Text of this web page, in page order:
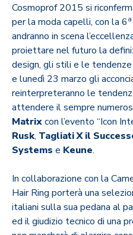
Cosmoprof 2015 si
per la moda capelli, con la 6a
andranno in scena
proiettare nel futuro la
design, gli stili e le
e lunedì 23 marzo gli
reinterpreteranno le
attendere il sempre
Matrixcon l’evento “Icon
Rusk, Tagliati X il
Systems e Keune.
In collaborazione con la
Hair Ring porterà una
italiani sulla sua pedana al
ed il giudizio tecnico di una